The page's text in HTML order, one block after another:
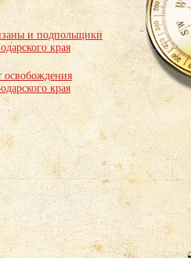
и подпольщики
края
освобождения
края